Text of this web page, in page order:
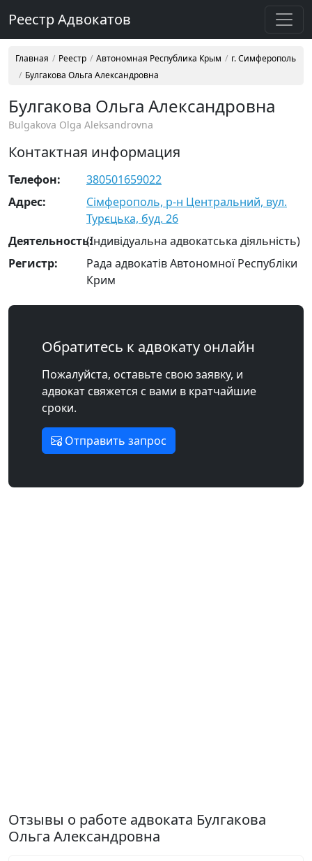
Реестр Адвокатов
Главная Реестр Автономная Республика Крым
г. Симферополь
Булгакова Ольга Александровна
Булгакова Ольга Александровна
Bulgakova Olga Aleksandrovna
Контактная информация
Телефон:
380501659022
Адрес:
Сімферополь, р-н Центральний, вул.
Турєцька, буд. 26
Деятельность:(Індивідуальна адвокатська діяльність)
Регистр:
Рада адвокатів Автономної Республіки
Крим
Обратитесь к адвокату онлайн
Пожалуйста, оставьте свою заявку, и
адвокат свяжется с вами в кратчайшие
сроки.
Отправить запрос
Отзывы о работе адвоката Булгакова
Ольга Александровна